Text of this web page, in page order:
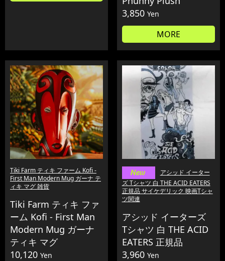
3,850 Yen
MORE
Tiki Farm ティキ ファーム Kofi -
First Man Modern Mug ガーナ テ
ィキ マグ 雑貨
Tiki Farm ティキ ファ
ーム Kofi - First Man
Modern Mug ガーナ
ティキ マグ
10,120 Yen
アシッド イーター
ズ Tシャツ 白 THE ACID EATERS
正規品 サイケデリック 映画Tシャ
ツ関連
アシッド イーターズ
Tシャツ 白 THE ACID
EATERS 正規品
3,960 Yen